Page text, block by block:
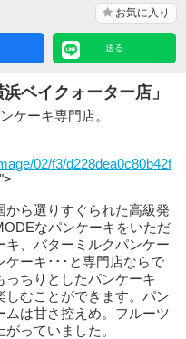
お気に入り
送る
ベイクォーター店」
ケーキ専門店。
02/f3/d228dea0c80b42f
ら選りすぐられた高級発
なパンケーキをいただ
、バターミルクパンケー
ケーキ･･･と専門店ならで
っちりとしたパンケーキ
しむことができます。パン
は甘さ控えめ。フルーツ
っていました。